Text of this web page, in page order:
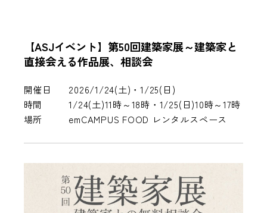
【ASJイベント】第50回建築家展～建築家と
直接会える作品展、相談会
開催日
2026/1/24(土)・1/25(日)
時間
1/24(土)11時～18時・1/25(日)10時～17時
場所
emCAMPUS FOOD レンタルスペース